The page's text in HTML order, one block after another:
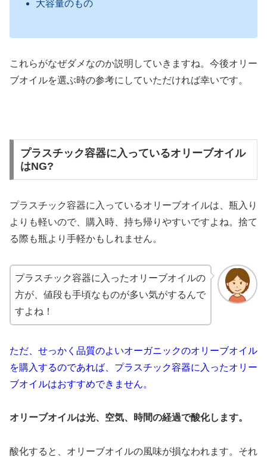
大容量のもの
これらがなぜダメなのか説明していきますね。今後オリー
ブオイルを選ぶ時の参考にしていただければ幸いです。
プラスチック容器に入っているオリーブオイル
はNG?
プラスチック容器に入っているオリーブオイルは、瓶入り
よりも軽いので、購入時、持ち帰りやすいですよね。捨て
る際も瓶より手軽かもしれません。
プラスチック容器に入ったオリーブオイルの
方が、値段も手頃なものが多い気がするんで
すよね！
ただ、せっかく品質のよいオーガニックのオリーブオイル
を購入するのであれば、プラスチック容器に入ったオリー
ブオイルはおすすめできません。
オリーブオイルは光、空気、時間の経過で酸化します。
酸化すると、オリーブオイルの風味が損なわれます。それ